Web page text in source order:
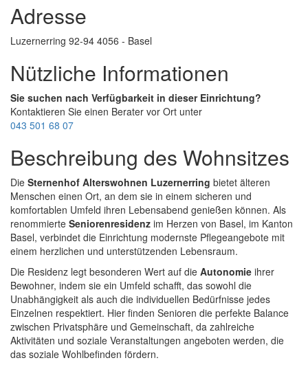
Adresse
Luzernerring 92-94 4056 - Basel
Nützliche Informationen
Sie suchen nach Verfügbarkeit in dieser Einrichtung?
Kontaktieren Sie einen Berater vor Ort unter
043 501 68 07
Beschreibung des Wohnsitzes
Die Sternenhof Alterswohnen Luzernerring bietet älteren
Menschen einen Ort, an dem sie in einem sicheren und
komfortablen Umfeld ihren Lebensabend genießen können. Als
renommierte Seniorenresidenz im Herzen von Basel, im Kanton
Basel, verbindet die Einrichtung modernste Pflegeangebote mit
einem herzlichen und unterstützenden Lebensraum.
Die Residenz legt besonderen Wert auf die Autonomie ihrer
Bewohner, indem sie ein Umfeld schafft, das sowohl die
Unabhängigkeit als auch die individuellen Bedürfnisse jedes
Einzelnen respektiert. Hier finden Senioren die perfekte Balance
zwischen Privatsphäre und Gemeinschaft, da zahlreiche
Aktivitäten und soziale Veranstaltungen angeboten werden, die
das soziale Wohlbefinden fördern.